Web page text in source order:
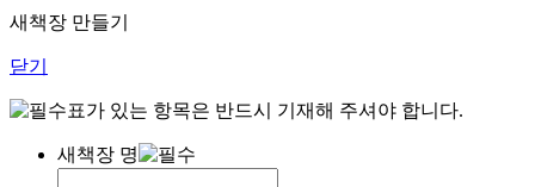
새책장 만들기
닫기
표가 있는 항목은 반드시 기재해 주셔야 합니다.
새책장 명